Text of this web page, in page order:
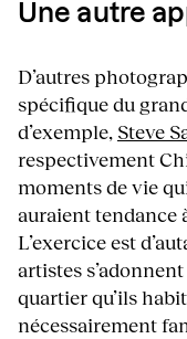
Une autre
D’autres
spécifique du
d’exemple, Steve
respectivement
moments de vie
auraient tendance
L’exercice est
artistes
quartier qu’ils
nécessairement